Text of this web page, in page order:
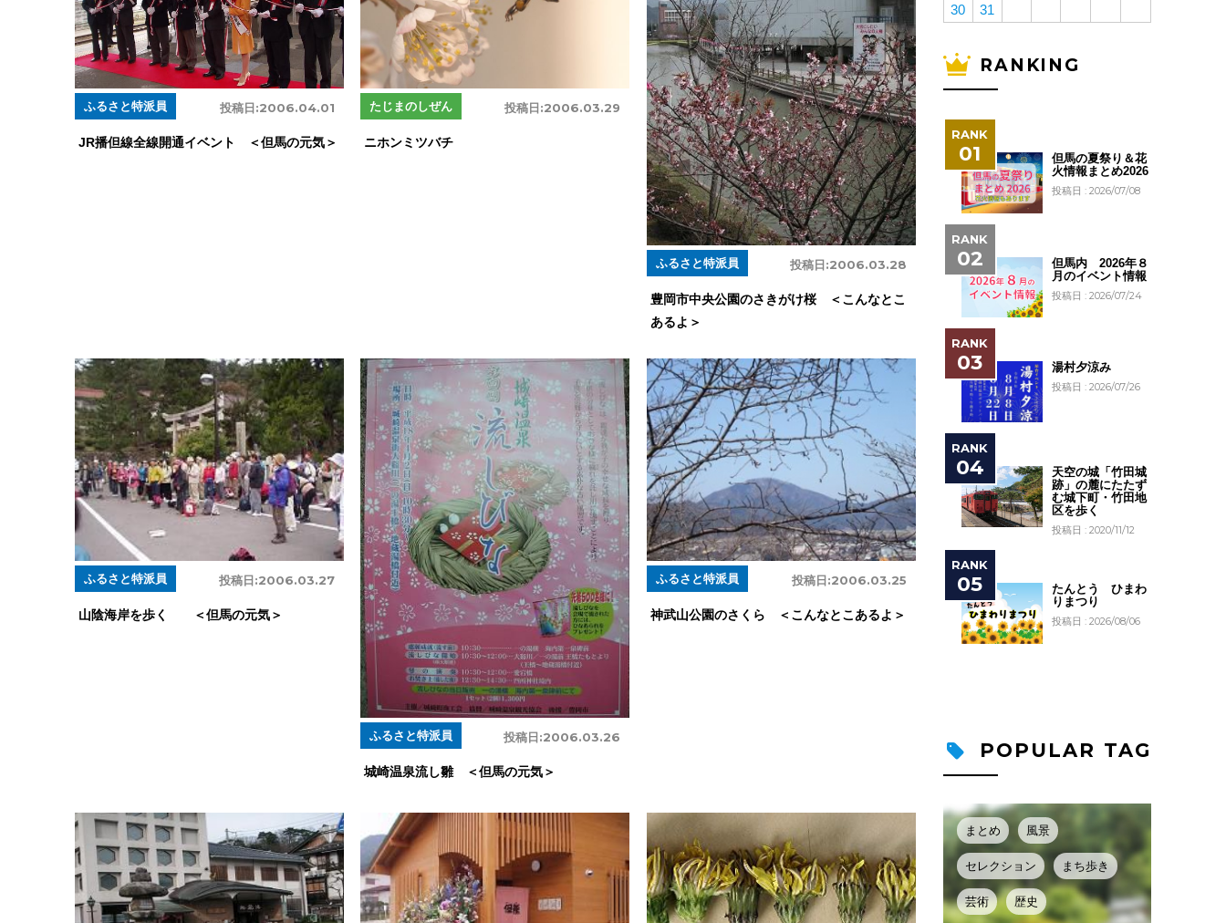
投稿日:2006.04.01
ふるさと特派員
JR播但線全線開通イベント ＜但馬の元気＞
投稿日:2006.03.29
たじまのしぜん
ニホンミツバチ
投稿日:2006.03.28
ふるさと特派員
豊岡市中央公園のさきがけ桜 ＜こんなとこ
あるよ＞
投稿日:2006.03.27
ふるさと特派員
山陰海岸を歩く ＜但馬の元気＞
投稿日:2006.03.26
ふるさと特派員
城崎温泉流し雛 ＜但馬の元気＞
投稿日:2006.03.25
ふるさと特派員
神武山公園のさくら ＜こんなとこあるよ＞
30
31
RANKING
但馬の夏祭り＆花
火情報まとめ2026
投稿日 : 2026/07/08
但馬内 2026年８
月のイベント情報
投稿日 : 2026/07/24
湯村夕涼み
投稿日 : 2026/07/26
天空の城「竹田城
跡」の麓にたたず
む城下町・竹田地
区を歩く
投稿日 : 2020/11/12
たんとう ひまわ
りまつり
投稿日 : 2026/08/06
POPULAR TAG
まとめ 風景
セレクション まち歩き
芸術 歴史